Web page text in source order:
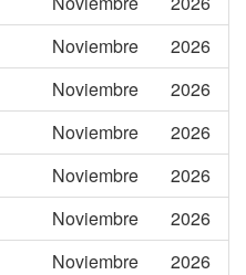
Noviembre
2026
Noviembre
2026
Noviembre
2026
Noviembre
2026
Noviembre
2026
Noviembre
2026